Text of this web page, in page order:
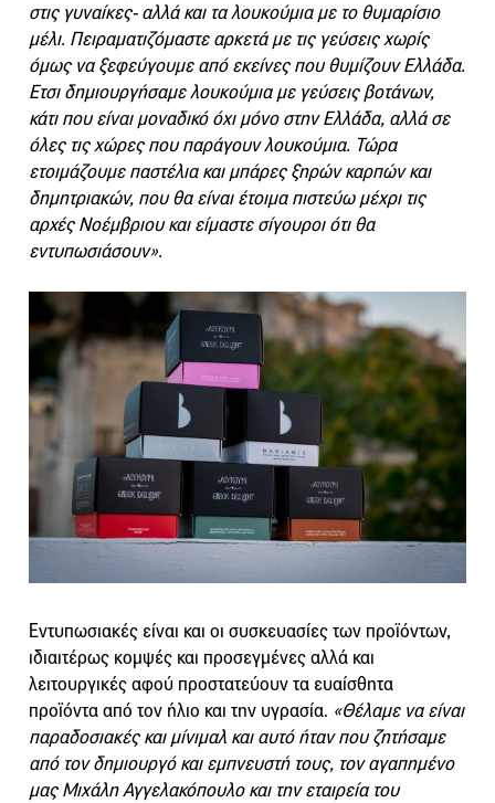
στις γυναίκες- αλλά και τα λουκούμια με το θυμαρίσιο
μέλι. Πειραματιζόμαστε αρκετά με τις γεύσεις χωρίς
όμως να ξεφεύγουμε από εκείνες που θυμίζουν Ελλάδα.
Ετσι δημιουργήσαμε λουκούμια με γεύσεις βοτάνων,
κάτι που είναι μοναδικό όχι μόνο στην Ελλάδα, αλλά σε
όλες τις χώρες που παράγουν λουκούμια. Τώρα
ετοιμάζουμε παστέλια και μπάρες ξηρών καρπών και
δημητριακών, που θα είναι έτοιμα πιστεύω μέχρι τις
αρχές Νοέμβριου και είμαστε σίγουροι ότι θα
εντυπωσιάσουν».
Εντυπωσιακές είναι και οι συσκευασίες των προϊόντων,
ιδιαιτέρως κομψές και προσεγμένες αλλά και
λειτουργικές αφού προστατεύουν τα ευαίσθητα
προϊόντα από τον ήλιο και την υγρασία. «Θέλαμε να είναι
παραδοσιακές και μίνιμαλ και αυτό ήταν που ζητήσαμε
από τον δημιουργό και εμπνευστή τους, τον αγαπημένο
μας Μιχάλη Αγγελακόπουλο και την εταιρεία του